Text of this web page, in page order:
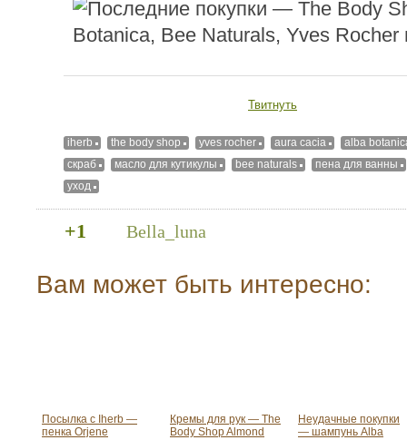
Твитнуть
iherb the body shop yves rocher aura cacia
alba
скраб
масло для кутикулы bee naturals
пена для ванны
уход
+1 Bella_luna
Вам может быть интересно:
Посылка с Iherb —
пенка Orjene
Кремы для рук — The
Body Shop Almond
Неудачные покупки
— шампунь Alba